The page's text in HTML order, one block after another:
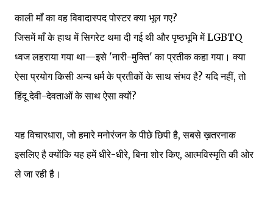
काली माँ का वह विवादास्पद पोस्टर क्या भूल गए?
जिसमें माँ के हाथ में सिगरेट थमा दी गई थी और पृष्ठभूमि में LGBTQ
ध्वज लहराया गया था—इसे 'नारी-मुक्ति' का प्रतीक कहा गया। क्या
ऐसा प्रयोग किसी अन्य धर्म के प्रतीकों के साथ संभव है? यदि नहीं, तो
हिंदू देवी-देवताओं के साथ ऐसा क्यों?
यह विचारधारा, जो हमारे मनोरंजन के पीछे छिपी है, सबसे ख़तरनाक
इसलिए है क्योंकि यह हमें धीरे-धीरे, बिना शोर किए, आत्मविस्मृति की ओर
ले जा रही है।